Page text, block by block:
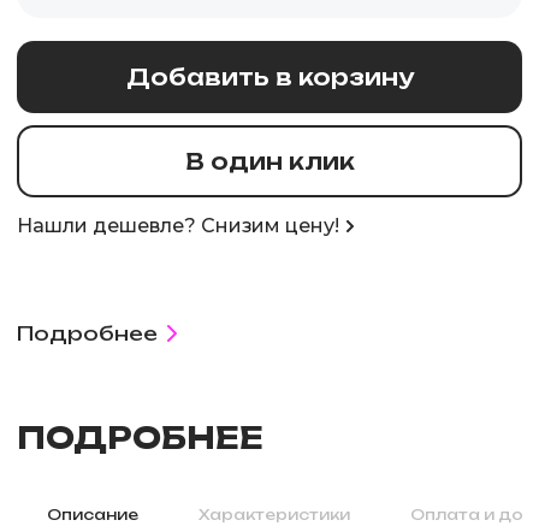
Добавить в корзину
В один клик
Нашли дешевле? Снизим цену!
Подробнее
ПОДРОБНЕЕ
Описание Характеристики Оплата и